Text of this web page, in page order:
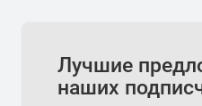
Лучшие
наших